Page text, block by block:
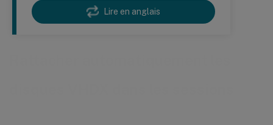
Lire en anglais